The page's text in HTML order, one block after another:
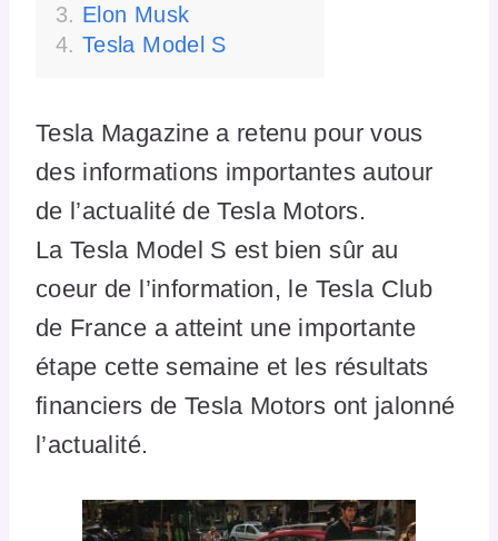
Elon Musk
Tesla Model S
Tesla Magazine a retenu pour vous
des informations importantes autour
de l’actualité de Tesla Motors.
La Tesla Model S est bien sûr au
coeur de l’information, le Tesla Club
de France a atteint une importante
étape cette semaine et les résultats
financiers de Tesla Motors ont jalonné
l’actualité.